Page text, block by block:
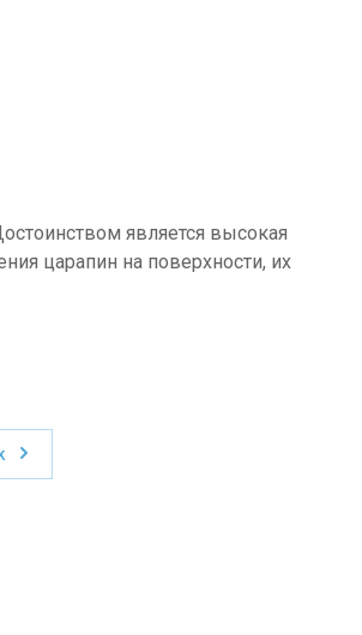
является высокая
царапин на поверхности, их